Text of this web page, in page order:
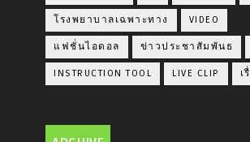
โรงพยาบาลเฉพาะทาง VIDEO
แฟชั่นไอดอล ข่าวประชาสัมพันธ
INSTRUCTION TOOL LIVE CLIP เ